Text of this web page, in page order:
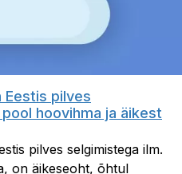
Eestis pilves
hoovihma ja äikest
pilves selgimistega ilm.
on äikeseoht, õhtul